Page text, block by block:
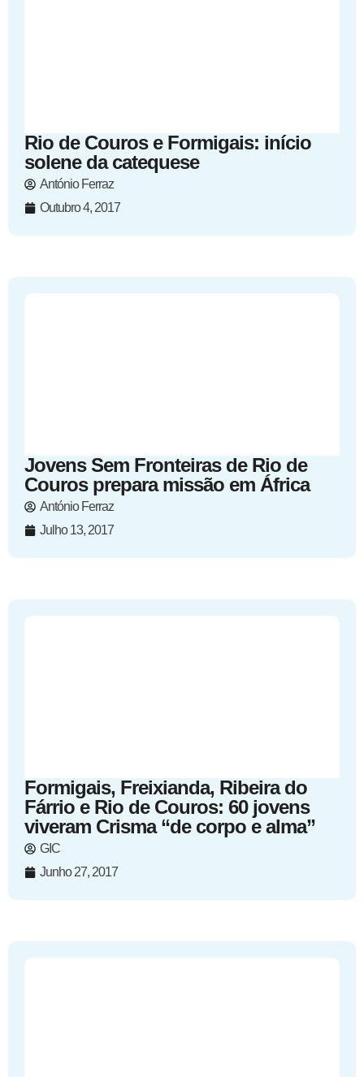
Rio de Couros e Formigais: início
solene da catequese
António Ferraz
Outubro 4, 2017
Jovens Sem Fronteiras de Rio de
Couros prepara missão em África
António Ferraz
Julho 13, 2017
Formigais, Freixianda, Ribeira do
Fárrio e Rio de Couros: 60 jovens
viveram Crisma “de corpo e alma”
GIC
Junho 27, 2017